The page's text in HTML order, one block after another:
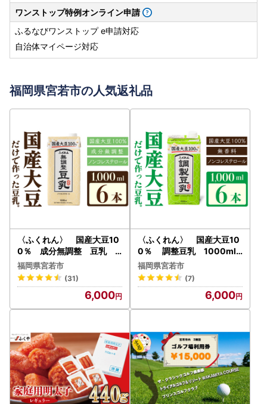
ワンストップ特例オンライン申請
ふるなびワンストップ e申請対応
自治体マイページ対応
福岡県宮若市の人気返礼品
〈ふくれん〉 国産大豆10
0％ 成分無調整 豆乳 1
000ml×6本 [M242-4P]
飲料 イソフラボン ソ
イ 健康 たんぱく質
福岡県宮若市
(31)
6,000
〈ふくれん〉 国産大豆10
0％ 調整豆乳 1000ml×
6本 [M277P-2] 飲料
イソフラボン ソイ 健康
たんぱく質
福岡県宮若市
(7)
6,000